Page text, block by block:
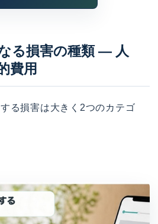
る損害の種類 — 人
費用
る損害は大きく2つのカテゴ